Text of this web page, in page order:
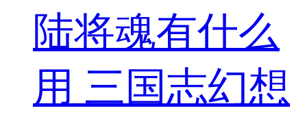
陆将魂有什么
用 三国志幻想